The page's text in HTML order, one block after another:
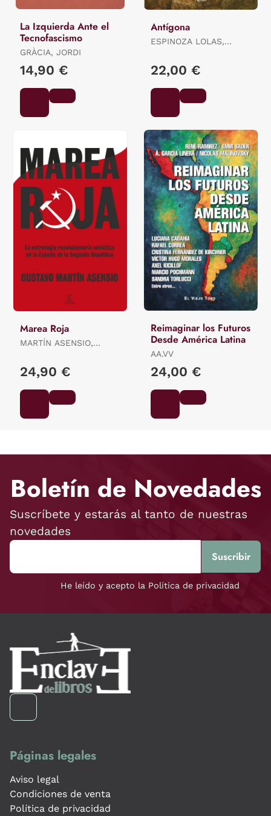
La Izquierda Ante el
Tecnofascismo
GRÀCIA, JORDI
14,90 €
Antígona
ESPINOZA LOLAS,
22,00 €
Marea Roja
MARTÍN ASENSIO,
24,90 €
Reimaginar los Futuros
Desde América Latina
AA.VV
24,00 €
Boletín de Novedades
Suscríbete y estarás al tanto de nuestras
novedades
He leído y acepto la Política de privacidad
Páginas legales
Aviso legal
Condiciones de venta
Política de privacidad